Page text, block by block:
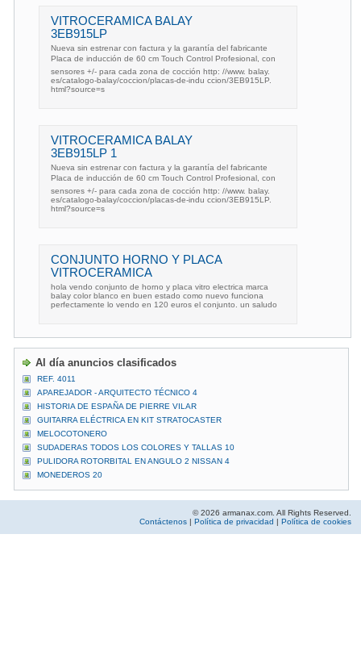
VITROCERAMICA BALAY
3EB915LP
Nueva sin estrenar con factura y la garantía del fabricante
Placa de inducción de 60 cm Touch Control Profesional, con
sensores +/- para cada zona de cocción http: //www. balay.
es/catalogo-balay/coccion/placas-de-indu ccion/3EB915LP.
html?source=s
VITROCERAMICA BALAY
3EB915LP 1
Nueva sin estrenar con factura y la garantía del fabricante
Placa de inducción de 60 cm Touch Control Profesional, con
sensores +/- para cada zona de cocción http: //www. balay.
es/catalogo-balay/coccion/placas-de-indu ccion/3EB915LP.
html?source=s
CONJUNTO HORNO Y PLACA
VITROCERAMICA
hola vendo conjunto de horno y placa vitro electrica marca
balay color blanco en buen estado como nuevo funciona
perfectamente lo vendo en 120 euros el conjunto. un saludo
Al día anuncios clasificados
REF. 4011
APAREJADOR - ARQUITECTO TÉCNICO 4
HISTORIA DE ESPAÑA DE PIERRE VILAR
GUITARRA ELÉCTRICA EN KIT STRATOCASTER
MELOCOTONERO
SUDADERAS TODOS LOS COLORES Y TALLAS 10
PULIDORA ROTORBITAL EN ANGULO 2 NISSAN 4
MONEDEROS 20
© 2026 armanax.com. All Rights Reserved.
Contáctenos | Política de privacidad | Política de cookies